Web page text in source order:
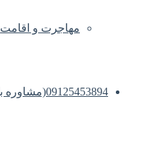
مهاجرت و اقامت
09125453894(مشاوره با وکیل)